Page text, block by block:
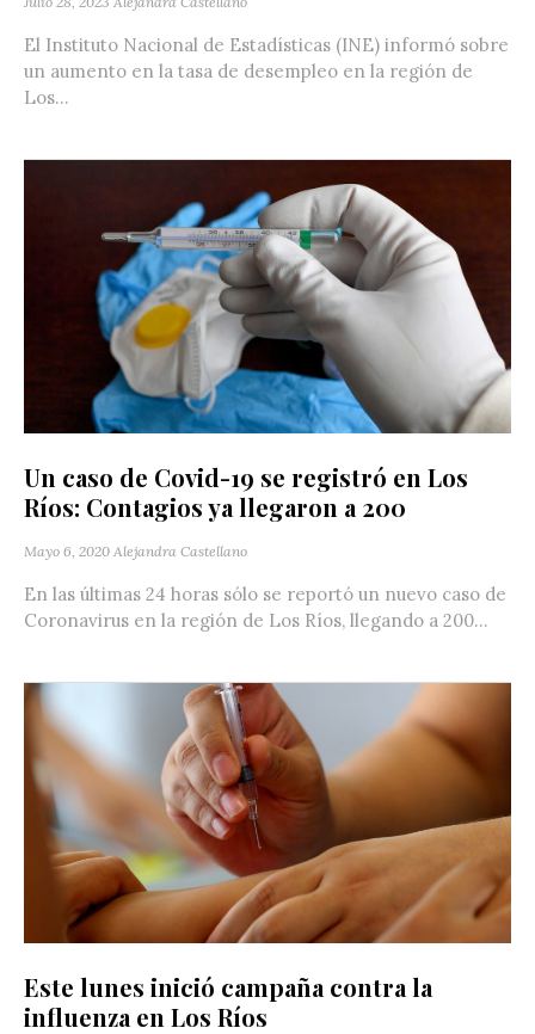
El Instituto Nacional de Estadísticas (INE) informó sobre
un aumento en la tasa de desempleo en la región de
Los...
Un caso de Covid-19 se registró en Los
Ríos: Contagios ya llegaron a 200
Mayo 6, 2020 Alejandra Castellano
En las últimas 24 horas sólo se reportó un nuevo caso de
Coronavirus en la región de Los Ríos, llegando a 200...
Este lunes inició campaña contra la
influenza en Los Ríos